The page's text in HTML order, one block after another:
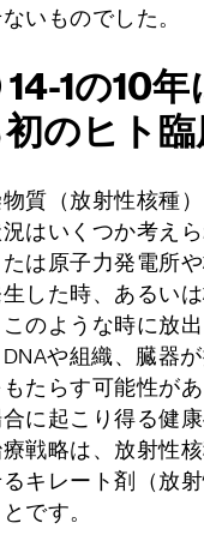
いものでした。
1の10
のヒト
質（放射性核種
はいくつか考え
は原子力発電所
した時、あるい
のような時に放
や組織、臓器
たらす可能性が
に起こり得る健
戦略は、放射性
キレート剤（放
です。